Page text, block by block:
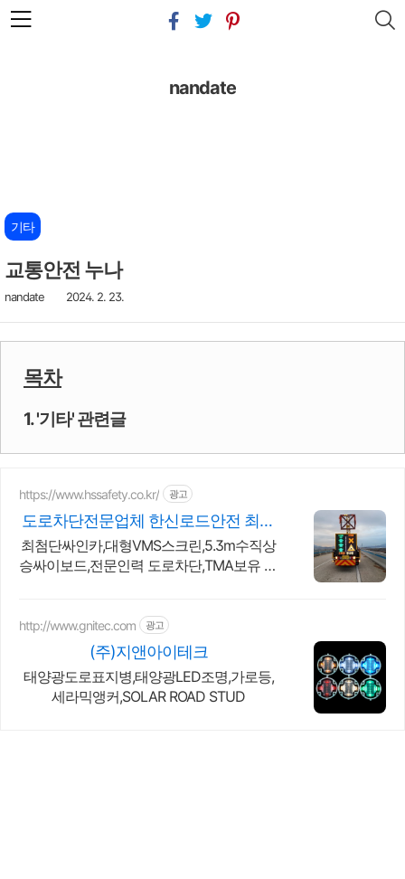
본문 바로가기
nandate
기타
교통안전 누나
nandate 2024. 2. 23.
목차
1. '기타' 관련글
https://www.hssafety.co.kr/ 광고
도로차단전문업체 한신로드안전 최첨
단장비 도로교통차단 업체
최첨단싸인카,대형VMS스크린,5.3m수직상
승싸이보드,전문인력 도로차단,TMA보유 최
http://www.gnitec.com 광고
(주)지앤아이테크
태양광도로표지병,태양광LED조명,가로등,
세라믹앵커,SOLAR ROAD STUD